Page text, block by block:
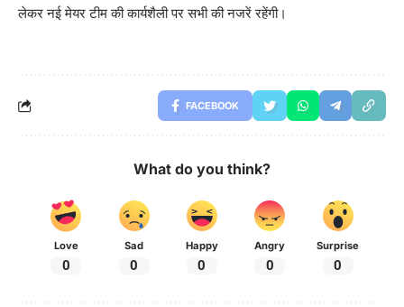
लेकर नई मेयर टीम की कार्यशैली पर सभी की नजरें रहेंगी।
FACEBOOK
What do you think?
Love
0
Sad
0
Happy
0
Angry
0
Surprise
0